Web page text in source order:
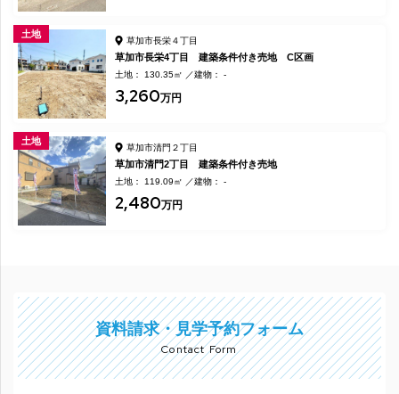
土地
草加市長栄４丁目
草加市長栄4丁目 建築条件付き売地 C区画
土地： 130.35㎡ 建物： -
3,260万円
土地
草加市清門２丁目
草加市清門2丁目 建築条件付き売地
土地： 119.09㎡ 建物： -
2,480万円
資料請求・見学予約フォーム
Contact Form